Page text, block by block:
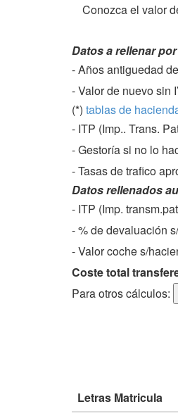
Conozca el valor
Datos a rellenar
- Años antiguedad
- Valor de nuevo sin
(*) tablas de
- ITP (Imp.. Trans.
- Gestoría si no lo
-Tasas de trafico
Datos rellenados
- ITP (Imp.
- % de devaluación
- Valor coche s/
Coste total
Para otros cálculos:
Letras Matricula